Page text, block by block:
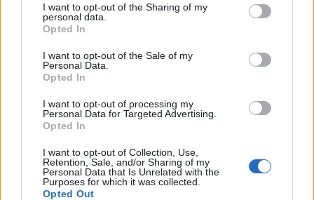
not limited to your visit or usage behaviour. You may click to
grant or deny consent to Google and its third-party tags to
use your data for below specified purposes in below Google
consent section.
I want to opt-out of the Sharing of my
personal data.
Opted In
I want to opt-out of the Sale of my
Personal Data.
Opted In
I want to opt-out of processing my
Personal Data for Targeted Advertising.
Opted In
I want to opt-out of Collection, Use,
Retention, Sale, and/or Sharing of my
Personal Data that Is Unrelated with the
Purposes for which it was collected.
Opted Out
Ripensare le tecnologie umanitarie oltre i criteri dei
donatori
Martina Marchesi · 10 Lug 2026
B2B NEWS